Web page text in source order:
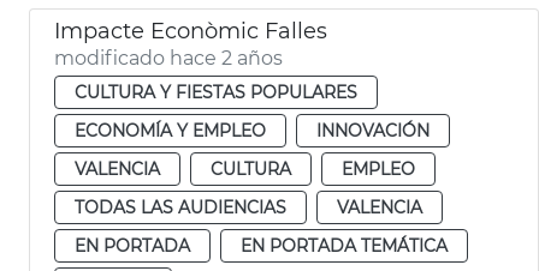
Impacte Econòmic Falles
modificado hace 2 años
CULTURA Y FIESTAS POPULARES
ECONOMÍA Y EMPLEO
INNOVACIÓN
VALENCIA
CULTURA
EMPLEO
TODAS LAS AUDIENCIAS
VALENCIA
EN PORTADA
EN PORTADA TEMÁTICA